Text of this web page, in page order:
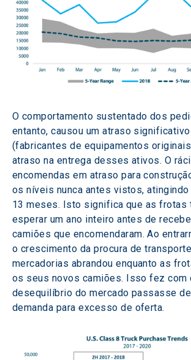
O comportamento sustentado dos
entanto, causou um atraso
(fabricantes de equipamentos
atraso na entrega desses ativos. O
encomendas em atraso para
os níveis nunca antes vistos, atingindo
13 meses. Isto significa que as frotas
esperar um ano inteiro antes de
camiões que encomendaram. Ao
o crescimento da procura de
mercadorias abrandou enquanto as
os seus novos camiões. Isso fez com
desequilíbrio do mercado passasse
demanda para excesso de oferta.